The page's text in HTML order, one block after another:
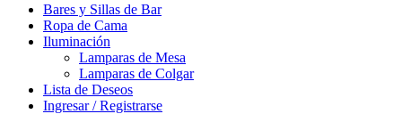
Bares y Sillas de Bar
Ropa de Cama
Iluminación
Lamparas de Mesa
Lamparas de Colgar
Lista de Deseos
Ingresar / Registrarse